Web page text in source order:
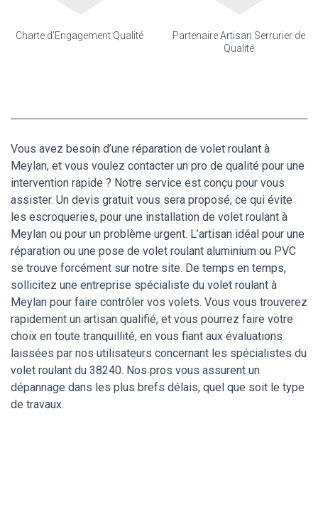
Charte d'Engagement Qualité
Partenaire Artisan Serrurier de
Qualité
Vous avez besoin d’une réparation de volet roulant à
Meylan, et vous voulez contacter un pro de qualité pour une
intervention rapide ? Notre service est conçu pour vous
assister. Un devis gratuit vous sera proposé, ce qui évite
les escroqueries, pour une installation de volet roulant à
Meylan ou pour un problème urgent. L’artisan idéal pour une
réparation ou une pose de volet roulant aluminium ou PVC
se trouve forcément sur notre site. De temps en temps,
sollicitez une entreprise spécialiste du volet roulant à
Meylan pour faire contrôler vos volets. Vous vous trouverez
rapidement un artisan qualifié, et vous pourrez faire votre
choix en toute tranquillité, en vous fiant aux évaluations
laissées par nos utilisateurs concernant les spécialistes du
volet roulant du 38240. Nos pros vous assurent un
dépannage dans les plus brefs délais, quel que soit le type
de travaux.